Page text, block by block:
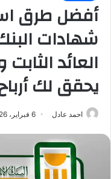
أفضل طرق
العائد
يحقق لك
احمد عادل 6 فبراير، 2026